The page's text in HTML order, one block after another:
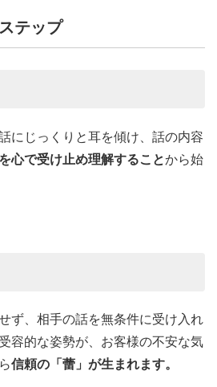
テップ
にじっくりと耳を傾け、話の内容
心で受け止め理解することから始
ず、相手の話を無条件に受け入れ
容的な姿勢が、お客様の不安な気
信頼の「蕾」が生まれます。